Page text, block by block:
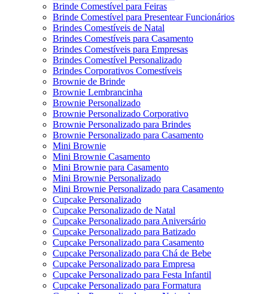
Brinde Comestível para Feiras
Brinde Comestível para Presentear Funcionários
Brindes Comestíveis de Natal
Brindes Comestíveis para Casamento
Brindes Comestíveis para Empresas
Brindes Comestível Personalizado
Brindes Corporativos Comestíveis
Brownie de Brinde
Brownie Lembrancinha
Brownie Personalizado
Brownie Personalizado Corporativo
Brownie Personalizado para Brindes
Brownie Personalizado para Casamento
Mini Brownie
Mini Brownie Casamento
Mini Brownie para Casamento
Mini Brownie Personalizado
Mini Brownie Personalizado para Casamento
Cupcake Personalizado
Cupcake Personalizado de Natal
Cupcake Personalizado para Aniversário
Cupcake Personalizado para Batizado
Cupcake Personalizado para Casamento
Cupcake Personalizado para Chá de Bebe
Cupcake Personalizado para Empresa
Cupcake Personalizado para Festa Infantil
Cupcake Personalizado para Formatura